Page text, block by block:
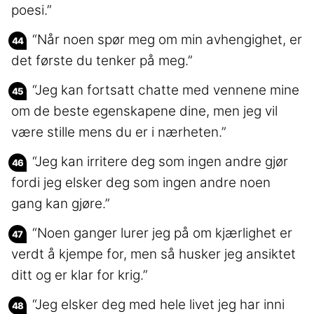
poesi.”
“Når noen spør meg om min avhengighet, er
det første du tenker på meg.”
“Jeg kan fortsatt chatte med vennene mine
om de beste egenskapene dine, men jeg vil
være stille mens du er i nærheten.”
“Jeg kan irritere deg som ingen andre gjør
fordi jeg elsker deg som ingen andre noen
gang kan gjøre.”
“Noen ganger lurer jeg på om kjærlighet er
verdt å kjempe for, men så husker jeg ansiktet
ditt og er klar for krig.”
“Jeg elsker deg med hele livet jeg har inni